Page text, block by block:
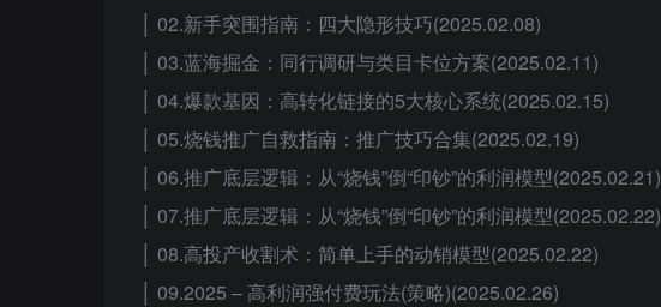
│ 02.新手突围指南：四大隐形技巧(2025.02.08)
│ 03.蓝海掘金：同行调研与类目卡位方案(2025.02.11)
│ 04.爆款基因：高转化链接的5大核心系统(2025.02.15)
│ 05.烧钱推广自救指南：推广技巧合集(2025.02.19)
│ 06.推广底层逻辑：从“烧钱”倒“印钞”的利润模型(2025.02.21)
│ 07.推广底层逻辑：从“烧钱”倒“印钞”的利润模型(2025.02.22)
│ 08.高投产收割术：简单上手的动销模型(2025.02.22)
│ 09.2025 – 高利润强付费玩法(策略)(2025.02.26)